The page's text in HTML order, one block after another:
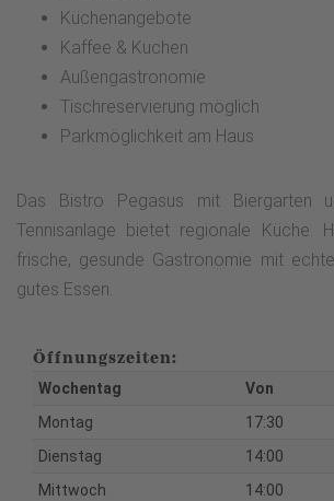
Küchenangebote
Kaffee & Kuchen
Außengastronomie
Tischreservierung möglich
Parkmöglichkeit am Haus
Das Bistro Pegasus mit Biergarten
Tennisanlage bietet regionale Küche.
frische, gesunde Gastronomie mit
gutes Essen.
Öffnungszeiten:
Wochentag Von
Montag
17:30
Dienstag
14:00
Mittwoch
14:00